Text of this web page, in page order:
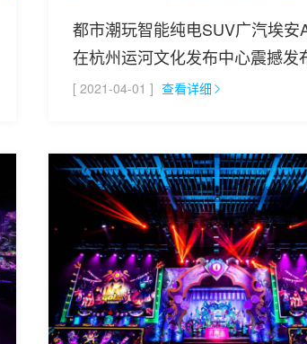
都市潮玩智能纯电SUV广汽埃安
在杭州运河文化发布中心震撼发
[ 2021-04-01 ] 查看详细